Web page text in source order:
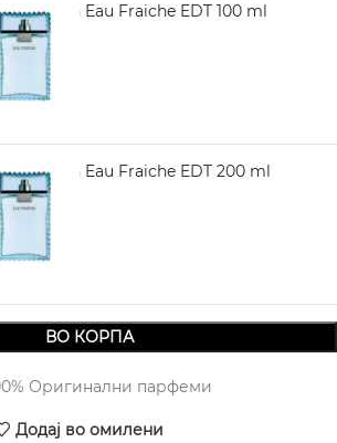
Man Eau Fraiche EDT 100 ml
Man Eau Fraiche EDT 200 ml
ВО КОРПА
Оригинални парфеми
Додај во омилени